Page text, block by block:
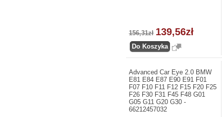
156,31zł 139,56zł
Advanced Car Eye 2.0 BMW
E81 E84 E87 E90 E91 F01
F07 F10 F11 F12 F15 F20 F25
F26 F30 F31 F45 F48 G01
G05 G11 G20 G30 -
66212457032